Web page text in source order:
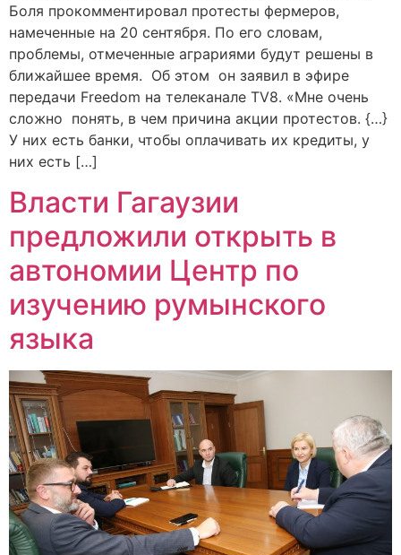
Боля прокомментировал протесты фермеров,
намеченные на 20 сентября. По его словам,
проблемы, отмеченные аграриями будут решены в
ближайшее время. Об этом он заявил в эфире
передачи Freedom на телеканале TV8. «Мне очень
сложно понять, в чем причина акции протестов. {…}
У них есть банки, чтобы оплачивать их кредиты, у
них есть […]
Власти Гагаузии
предложили открыть в
автономии Центр по
изучению румынского
языка